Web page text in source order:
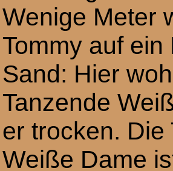
Wenige Meter
Tommy auf ein
Sand: Hier
Tanzende
er trocken. Die
Weiße Dame